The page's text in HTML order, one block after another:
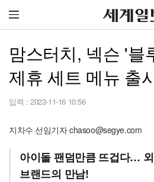
맘스터치, 넥슨 '블
제휴 세트 메뉴 출
입력 : 2023-11-16 10:56
지차수 선임기자 chasoo@segye.com
아이돌 팬덤만큼 뜨겁다…
브랜드의 만남!